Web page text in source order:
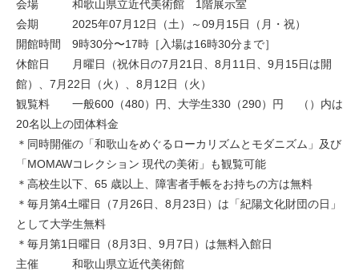
会場 和歌山県立近代美術館 1階展示室
会期 2025年07月12日（土）～09月15日（月・祝）
開館時間 9時30分〜17時［入場は16時30分まで］
休館日 月曜日（祝休日の7月21日、8月11日、9月15日は開
館）、7月22日（火）、8月12日（火）
観覧料 一般600（480）円、大学生330（290）円 （）内は
20名以上の団体料金
＊同時開催の「和歌山をめぐるローカリズムとモダニズム」及び
「MOMAWコレクション 現代の美術」も観覧可能
＊高校生以下、65 歳以上、障害者手帳をお持ちの方は無料
＊毎月第4土曜日（7月26日、8月23日）は「紀陽文化財団の日」
として大学生無料
＊毎月第1日曜日（8月3日、9月7日）は無料入館日
主催 和歌山県立近代美術館